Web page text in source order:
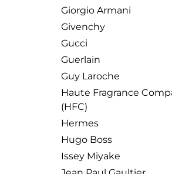
Giorgio Armani
Givenchy
Gucci
Guerlain
Guy Laroche
Haute Fragrance
(HFC)
Hermes
Hugo Boss
Issey Miyake